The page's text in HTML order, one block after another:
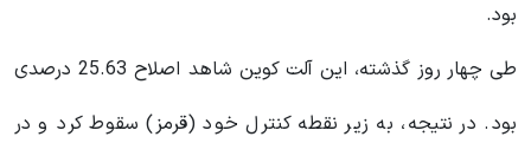
بود.
طی چهار روز گذشته، این آلت کوین شاهد اصلاح 25.63 درصدی
بود. در نتیجه، به زیر نقطه کنترل خود (قرمز) سقوط کرد و در